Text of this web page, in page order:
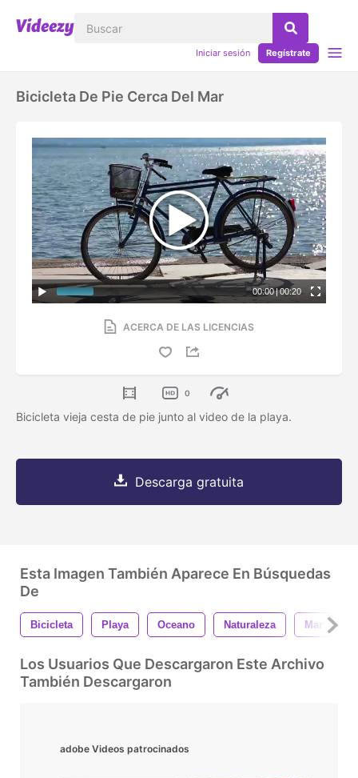
Iniciar sesión Regístrate
Bicicleta De Pie Cerca Del Mar
00:00|00:20
ACERCA DE LAS LICENCIAS
0
Bicicleta vieja cesta de pie junto al video de la playa.
Descarga gratuita
Esta Imagen También Aparece En Búsquedas
De
Bicicleta Playa Oceano Naturaleza Mar
Los Usuarios Que Descargaron Este Archivo
También Descargaron
adobe Videos patrocinados